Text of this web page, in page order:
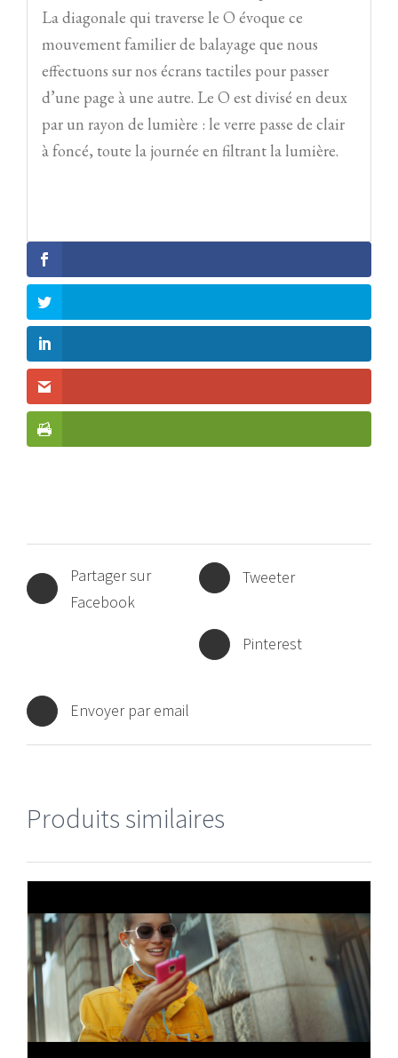
La diagonale qui traverse le O évoque ce
mouvement familier de balayage que nous
effectuons sur nos écrans tactiles pour passer
d’une page à une autre. Le O est divisé en deux
par un rayon de lumière : le verre passe de clair
à foncé, toute la journée en filtrant la lumière.
Partager sur
Facebook
Tweeter
Pinterest
Envoyer par email
Produits similaires